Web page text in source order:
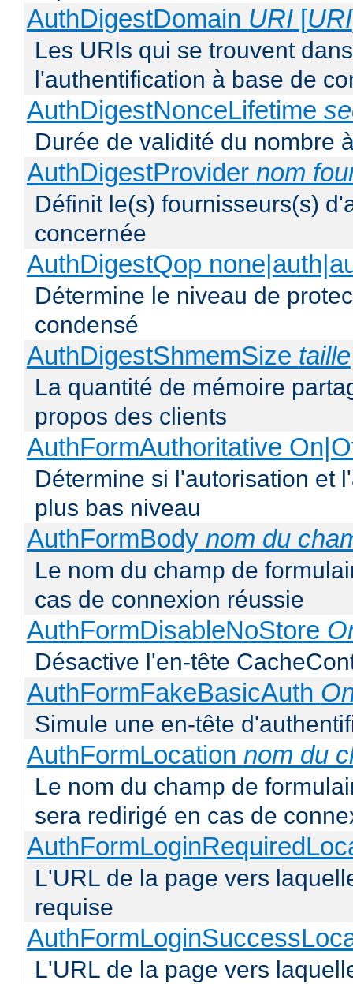
AuthDigestDomain URI[URI
Les URIs qui se trouvent
l'authentification à base de
AuthDigestNonceLifetime
Durée de validité du nombre
AuthDigestProvider nom
Définit le(s) fournisseurs(s)
concernée
AuthDigestQop
Détermine le niveau de
condensé
AuthDigestShmemSize taille
La quantité de mémoire
propos des clients
AuthFormAuthoritative
Détermine si l'autorisation et
plus bas niveau
AuthFormBody nom du
Le nom du champ de
cas de connexion réussie
AuthFormDisableNoStore
Désactive l'en-tête
AuthFormFakeBasicAuth
Simule une en-tête
AuthFormLocation nom du
Le nom du champ de
sera redirigé en cas de
L'URL de la page vers
requise
L'URL de la page vers